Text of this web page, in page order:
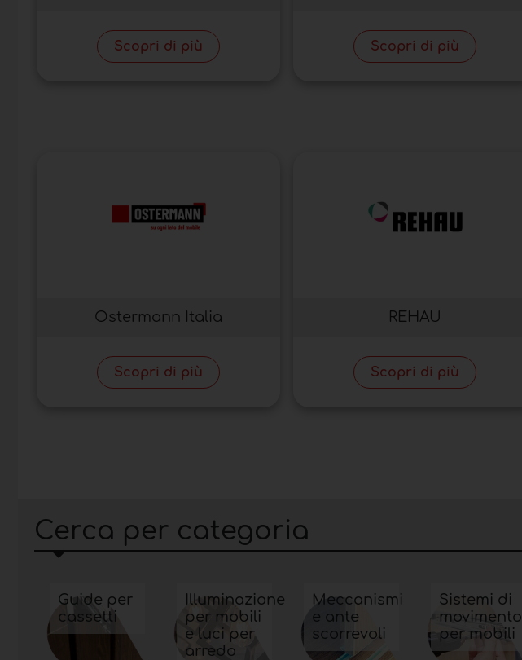
Scopri di più
Ostermann Italia
Scopri di più
Scopri di più
REHAU
Scopri di più
Cerca per categoria
Guide per
cassetti
Illuminazione
per mobili
e luci per
arredo
Meccanismi
e ante
scorrevoli
Sistemi di
movimento
per mobili